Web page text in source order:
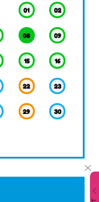
01 02
08 09
15 16
22 23
29 30